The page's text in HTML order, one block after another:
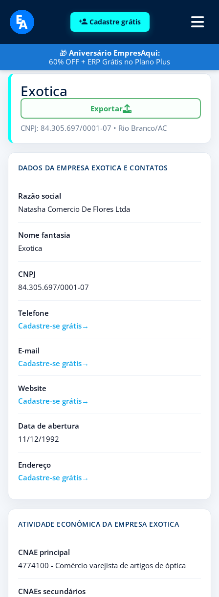
Cadastre grátis
🎁 Aniversário EmpresAqui:
60% OFF + ERP Grátis no Plano Plus
Exotica
Exportar
CNPJ: 84.305.697/0001-07 • Rio Branco/AC
DADOS DA EMPRESA EXOTICA E CONTATOS
Razão social
Natasha Comercio De Flores Ltda
Nome fantasia
Exotica
CNPJ
84.305.697/0001-07
Telefone
Cadastre-se grátis
E-mail
Cadastre-se grátis
Website
Cadastre-se grátis
Data de abertura
11/12/1992
Endereço
Cadastre-se grátis
ATIVIDADE ECONÔMICA DA EMPRESA EXOTICA
CNAE principal
4774100 - Comércio varejista de artigos de óptica
CNAEs secundários